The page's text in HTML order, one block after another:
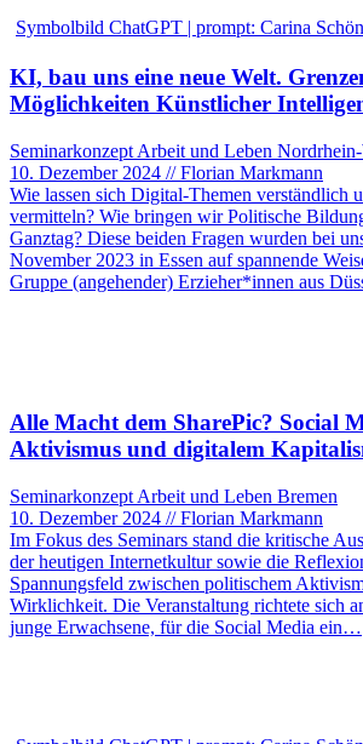
Symbolbild ChatGPT | prompt: Carina
KI, bau uns eine neue Welt.
Möglichkeiten Künstlicher
Seminarkonzept Arbeit und Leben
10. Dezember 2024 // Florian Markmann
Wie lassen sich Digital-Themen verständlich
vermitteln? Wie bringen wir Politische
Ganztag? Diese beiden Fragen wurden bei
November 2023 in Essen auf spannende
Gruppe (angehender) Erzieher*innen aus
Alle Macht dem SharePic? Social
Aktivismus und digitalem
Seminarkonzept Arbeit und Leben Bremen
10. Dezember 2024 // Florian Markmann
Im Fokus des Seminars stand die kritische
der heutigen Internetkultur sowie die
Spannungsfeld zwischen politischem
Wirklichkeit. Die Veranstaltung richtete sich
junge Erwachsene, für die Social Media ein…